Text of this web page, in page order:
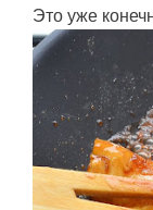
Это уже